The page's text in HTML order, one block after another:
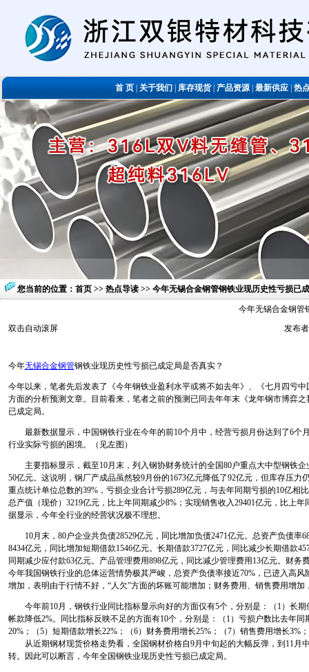
首 页关于我们库存现货|产品资源|最新供应|热
您当前的位置： 首页 >> 热点导读 >> 今年无锡合金钢管钢铁业现历史性亏损已
今年无锡合金钢管
双击自动滚屏
发布
今年无锡合金钢管钢铁业现历史性亏损已成定局是否真实？
今年以来，笔者先后发表了《今年钢铁业盈利水平或将不如去年》、《七月四亏
方面的分析预测文章。目前看来，笔者之前的预测已同去年年末《龙年钢市博弈
已成定局。
最新数据显示，中国钢铁行业在今年的前10个月中，经营亏损月份达到了6个
行业实际亏损的困境。（见左图）
主要指标显示，截至10月末，列入钢协财务统计的全国80户重点大中型钢铁
50亿元。这说明，钢厂产成品虽然较9月份的1673亿元降低了92亿元，但库存压力
重点统计单位总数的39%，亏损企业合计亏损289亿元，与去年同期亏损的10亿相
总产值（现价） 3219亿元，比上年同期减少8%；实现销售收入29401亿元，比上年
据显示，今年全行业的经营状况极不理想。
10月末， 80户企业共负债28529亿元，同比增加负债2471亿元。总资产负债率
8434亿元，同比增加短期借款1546亿元。长期借款3727亿元，同比减少长期借款
同期减少应付款63亿元。产品管理费用898亿元，同比减少管理费用 13亿元。财务
今年我国钢铁行业的总体运营情势极其严峻，总资产负债率接近70%，已进入高风
增加，表明由于行情不好，“人欠”方面的坏账可能增加；财务费用、销售费用增
今年前10月，钢铁行业同比指标显示向好的方面仅有5个，分别是：（1）长期
帐款降低2%。同比指标反映不足的方面有10个，分别是：（1）亏损户数比去年
20%；（5）短期借款增长22%；（6）财务费用增长25%；（7）销售费用增长
从近期钢材现货价格走势看，全国钢材价格自9月中旬起的大幅反弹，到11月
转。因此可以断言，今年全国钢铁业现历史性亏损已成定局。